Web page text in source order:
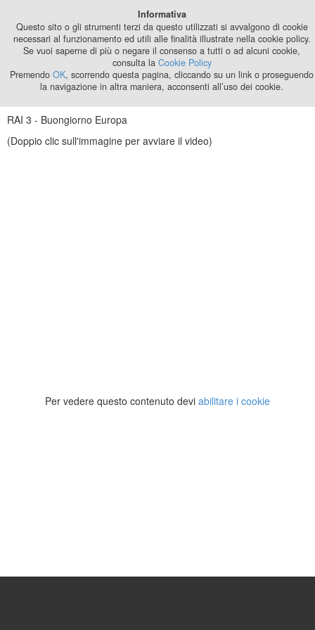
2024
RAI 3 - Buongiorno Europa
(Doppio clic sull'immagine per avviare il video)
Per vedere questo contenuto devi abilitare i cookie
Informativa
Questo sito o gli strumenti terzi da questo utilizzati si avvalgono di cookie
necessari al funzionamento ed utili alle finalità illustrate nella cookie policy.
Se vuoi saperne di più o negare il consenso a tutti o ad alcuni cookie,
consulta la Cookie Policy
Premendo OK, scorrendo questa pagina, cliccando su un link o proseguendo
la navigazione in altra maniera, acconsenti all’uso dei cookie.